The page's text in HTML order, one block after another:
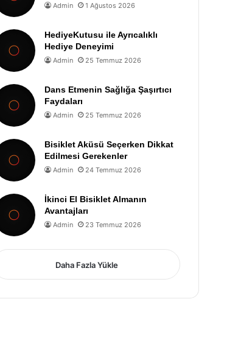
Admin 1 Ağustos 2026
HediyeKutusu ile Ayrıcalıklı
Hediye Deneyimi
Admin 25 Temmuz 2026
Dans Etmenin Sağlığa Şaşırtıcı
Faydaları
Admin 25 Temmuz 2026
Bisiklet Aküsü Seçerken Dikkat
Edilmesi Gerekenler
Admin 24 Temmuz 2026
İkinci El Bisiklet Almanın
Avantajları
Admin 23 Temmuz 2026
Daha Fazla Yükle